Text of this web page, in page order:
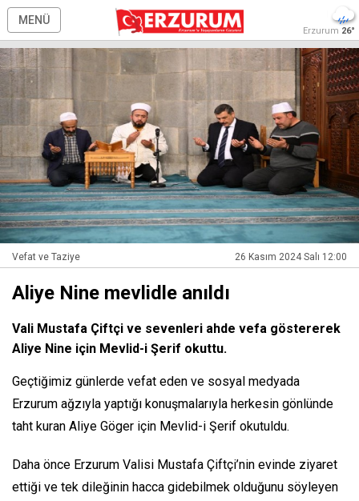
MENÜ
Erzurum 26°
Vefat ve Taziye 26 Kasım 2024 Salı 12:00
Aliye Nine mevlidle anıldı
Vali Mustafa Çiftçi ve sevenleri ahde vefa göstererek
Aliye Nine için Mevlid-i Şerif okuttu.
Geçtiğimiz günlerde vefat eden ve sosyal medyada
Erzurum ağzıyla yaptığı konuşmalarıyla herkesin gönlünde
taht kuran Aliye Göger için Mevlid-i Şerif okutuldu.
Daha önce Erzurum Valisi Mustafa Çiftçi’nin evinde ziyaret
ettiği ve tek dileğinin hacca gidebilmek olduğunu söyleyen